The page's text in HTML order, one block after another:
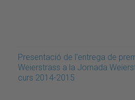
Presentació de l'entrega de
Weierstrass a la Jornada
curs 2014-2015